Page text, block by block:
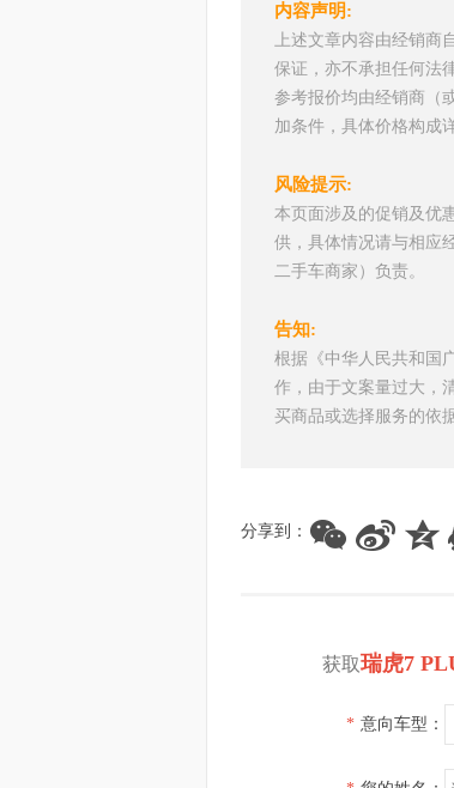
内容声明:
上述文章内容由经销
保证，亦不承担任何法
参考报价均由经销商（
加条件，具体价格构成
风险提示:
本页面涉及的促销及优
供，具体情况请与相应
二手车商家）负责。
告知:
根据《中华人民共和国
作，由于文案量过大，
买商品或选择服务的依据
分享到：
获取瑞虎7
* 意向车型：